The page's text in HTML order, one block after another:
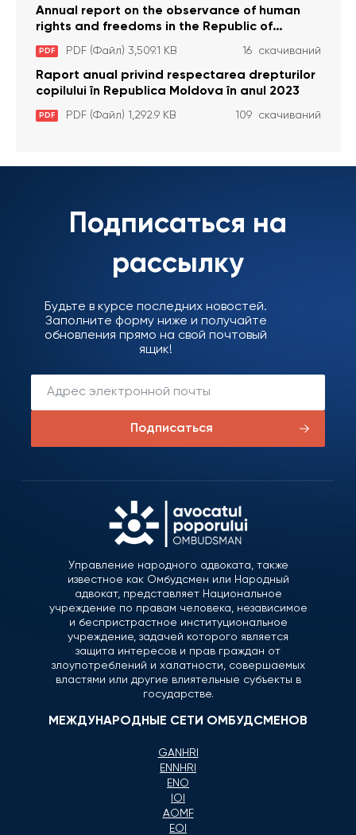
Annual report on the observance of human
rights and freedoms in the Republic of
Moldova in 2023
PDF PDF (Файл) 3,509.1 KB 16 скачиваний
Raport anual privind respectarea drepturilor
copilului în Republica Moldova în anul 2023
PDF PDF (Файл) 1,292.9 KB 109 скачиваний
Подписаться на
рассылку
Будьте в курсе последних новостей.
Заполните форму ниже и получайте
обновления прямо на свой почтовый
ящик!
Подписаться
Управление народного адвоката, также
известное как Омбудсмен или Народный
адвокат, представляет Национальное
учреждение по правам человека, независимое
и беспристрастное институциональное
учреждение, задачей которого является
защита интересов и прав граждан от
злоупотреблений и халатности, совершаемых
властями или другие влиятельные субъекты в
государстве.
МЕЖДУНАРОДНЫЕ СЕТИ ОМБУДСМЕНОВ
GANHRI
ENNHRI
ENO
IOI
AOMF
EOI